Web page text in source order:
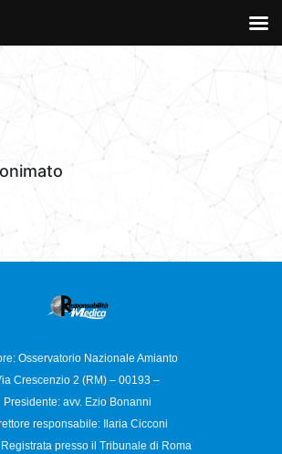
Osservatorio Nazionale Amianto
Crescenzio 2 (RM) – 00193 –
Presidente: avv. Ezio Bonanni
responsabile:
Ilaria Cicconi
Registrata presso il Tribunale di Roma